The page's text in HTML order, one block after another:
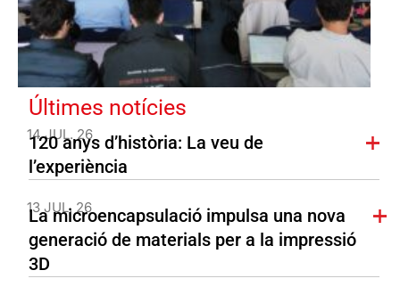
Últimes notícies
14 JUL. 26
120 anys d’història: La veu de
l’experiència
13 JUL. 26
La microencapsulació impulsa una nova
generació de materials per a la impressió
3D